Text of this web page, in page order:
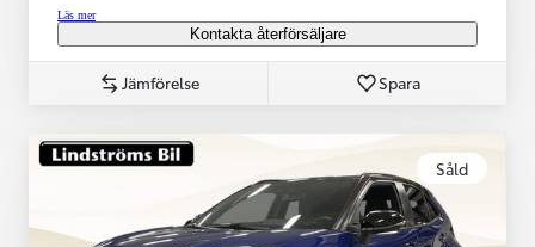
Läs mer
Kontakta återförsäljare
Jämförelse Spara
Såld